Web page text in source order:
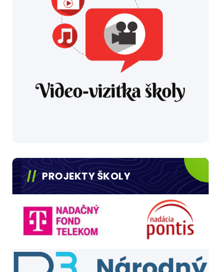
PROJEKTY ŠKOLY